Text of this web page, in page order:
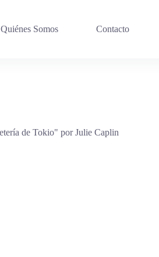
Quiénes Somos Contacto